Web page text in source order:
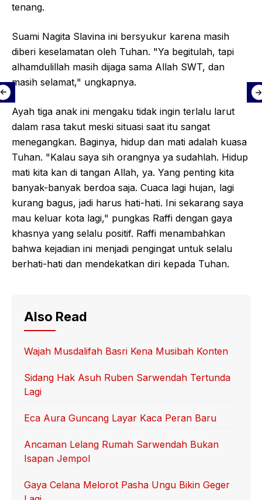
tenang.
Suami Nagita Slavina ini bersyukur karena masih
diberi keselamatan oleh Tuhan. "Ya begitulah, tapi
alhamdulillah masih dijaga sama Allah SWT, dan
masih selamat," ungkapnya.
Ayah tiga anak ini mengaku tidak ingin terlalu larut
dalam rasa takut meski situasi saat itu sangat
menegangkan. Baginya, hidup dan mati adalah kuasa
Tuhan. "Kalau saya sih orangnya ya sudahlah. Hidup
mati kita kan di tangan Allah, ya. Yang penting kita
banyak-banyak berdoa saja. Cuaca lagi hujan, lagi
kurang bagus, jadi harus hati-hati. Ini sekarang saya
mau keluar kota lagi," pungkas Raffi dengan gaya
khasnya yang selalu positif. Raffi menambahkan
bahwa kejadian ini menjadi pengingat untuk selalu
berhati-hati dan mendekatkan diri kepada Tuhan.
Also Read
Wajah Musdalifah Basri Kena Musibah Konten
Sidang Hak Asuh Ruben Sarwendah Tertunda
Lagi
Eca Aura Guncang Layar Kaca Peran Baru
Ancaman Lelang Rumah Sarwendah Bukan
Isapan Jempol
Gaya Celana Melorot Pasha Ungu Bikin Geger